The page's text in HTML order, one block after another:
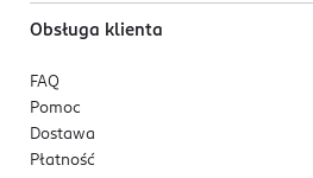
Obsługa klienta
FAQ
Pomoc
Dostawa
Płatność